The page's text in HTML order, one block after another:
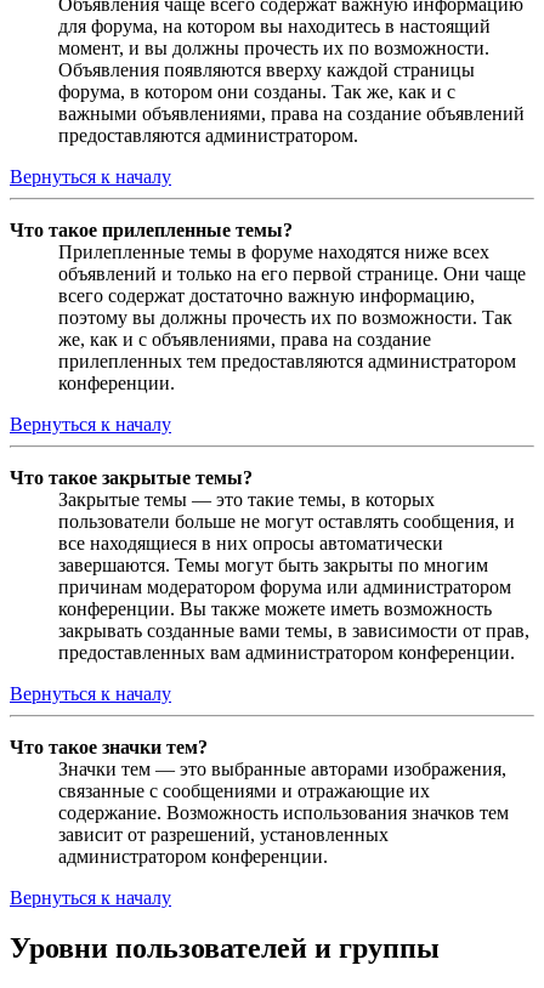
для форума, на котором вы находитесь в настоящий
момент, и вы должны прочесть их по возможности.
Объявления появляются вверху каждой страницы
форума, в котором они созданы. Так же, как и с
важными объявлениями, права на создание объявлений
предоставляются администратором.
Вернуться к началу
Что такое прилепленные темы?
Прилепленные темы в форуме находятся ниже всех
объявлений и только на его первой странице. Они чаще
всего содержат достаточно важную информацию,
поэтому вы должны прочесть их по возможности. Так
же, как и с объявлениями, права на создание
прилепленных тем предоставляются администратором
конференции.
Вернуться к началу
Что такое закрытые темы?
Закрытые темы — это такие темы, в которых
пользователи больше не могут оставлять сообщения, и
все находящиеся в них опросы автоматически
завершаются. Темы могут быть закрыты по многим
причинам модератором форума или администратором
конференции. Вы также можете иметь возможность
закрывать созданные вами темы, в зависимости от прав,
предоставленных вам администратором конференции.
Вернуться к началу
Что такое значки тем?
Значки тем — это выбранные авторами изображения,
связанные с сообщениями и отражающие их
содержание. Возможность использования значков тем
зависит от разрешений, установленных
администратором конференции.
Вернуться к началу
Уровни пользователей и группы